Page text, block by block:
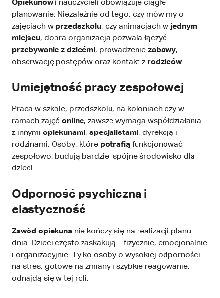
Opiekunówi nauczycieli obowiązuje ciągłe
planowanie. Niezależnie od tego, czy mówimy o
zajęciach w przedszkolu, czy animacjach w jednym
miejscu, dobra organizacja pozwala łączyć
przebywanie z dziećmi, prowadzenie zabawy,
obserwację postępów oraz kontakt z rodziców.
Umiejętność pracy zespołowej
Praca w szkole, przedszkolu, na koloniach czy w
ramach zajęć online, zawsze wymaga współdziałania –
z innymi opiekunami, specjalistami, dyrekcją i
rodzinami. Osoby, które potrafią funkcjonować
zespołowo, budują bardziej spójne środowisko dla
dzieci.
Odporność psychiczna i
elastyczność
Zawód opiekuna nie kończy się na realizacji planu
dnia. Dzieci często zaskakują – fizycznie, emocjonalnie
i organizacyjnie. Tylko osoby o wysokiej odporności
na stres, gotowe na zmiany i szybkie reagowanie,
odnajdą się w tej roli.